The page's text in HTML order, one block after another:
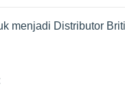
menjadi Distributor